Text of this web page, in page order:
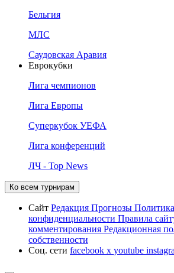
Бельгия
МЛС
Саудовская Аравия
Еврокубки
Лига чемпионов
Лига Европы
Суперкубок УЕФА
Лига конференций
ЛЧ - Top News
Ко всем турнирам
Сайт Редакция Прогнозы Политика
конфиденциальности Правила
комментирования Редакционная
собственности
Соц. сети facebook x youtube